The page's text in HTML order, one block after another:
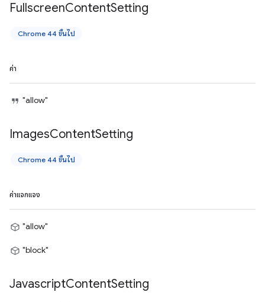
FullscreenContentSetting
Chrome 44 ขึ้นไป
ค่า
"allow"
ImagesContentSetting
Chrome 44 ขึ้นไป
ค่าแจกแจง
"allow"
"block"
JavascriptContentSetting